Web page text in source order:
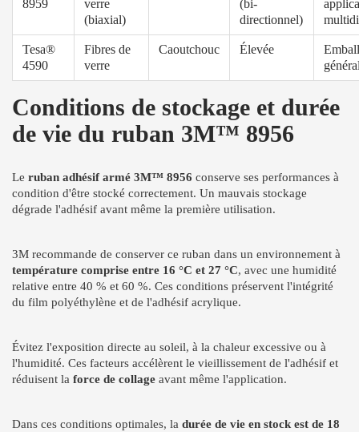
8959
verre
(biaxial)
(bi-
directionnel)
Tesa®
4590
Fibres de
verre
Caoutchouc Élevée
Conditions de stockage et durée
de vie du ruban 3M™ 8956
Le ruban adhésif armé 3M™ 8956 conserve ses performances à
condition d'être stocké correctement. Un mauvais stockage
dégrade l'adhésif avant même la première utilisation.
3M recommande de conserver ce ruban dans un environnement à
température comprise entre 16 °C et 27 °C, avec une humidité
relative entre 40 % et 60 %. Ces conditions préservent l'intégrité
du film polyéthylène et de l'adhésif acrylique.
Évitez l'exposition directe au soleil, à la chaleur excessive ou à
l'humidité. Ces facteurs accélèrent le vieillissement de l'adhésif et
réduisent la force de collage avant même l'application.
Dans ces conditions optimales, la durée de vie en stock est de 18